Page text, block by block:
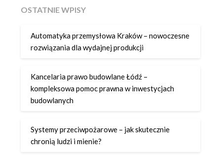
OSTATNIE WPISY
Automatyka przemysłowa Kraków – nowoczesne
rozwiązania dla wydajnej produkcji
Kancelaria prawo budowlane Łódź –
kompleksowa pomoc prawna w inwestycjach
budowlanych
Systemy przeciwpożarowe – jak skutecznie
chronią ludzi i mienie?